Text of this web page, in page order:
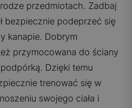
przedmiotach. Zadbaj
bezpiecznie podeprzeć się
kanapie. Dobrym
przymocowana do ściany
Dzięki temu
trenować się w
swojego ciała i